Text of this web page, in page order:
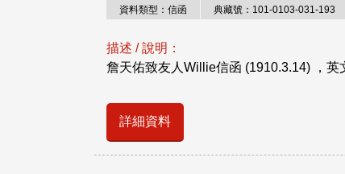
資料類型：信函 典藏號：101-0103-031-193
描述 / 說明：
詹天佑致友人Willie信函 (1910.3.14) ，
詳細資料